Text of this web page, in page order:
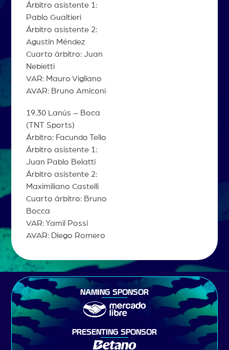
Árbitro asistente 1:
Pablo Gualtieri
Árbitro asistente 2:
Agustín Méndez
Cuarto árbitro: Juan
Nebietti
VAR: Mauro Vigliano
AVAR: Bruno Amiconi
19.30 Lanús – Boca
(TNT Sports)
Árbitro: Facundo Tello
Árbitro asistente 1:
Juan Pablo Belatti
Árbitro asistente 2:
Maximiliano Castelli
Cuarto árbitro: Bruno
Bocca
VAR: Yamil Possi
AVAR: Diego Romero
NAMING SPONSOR
PRESENTING SPONSOR